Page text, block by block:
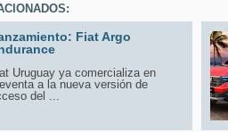
Fiat Argo
Uruguay ya comercializa en
a la nueva versión de
del ...